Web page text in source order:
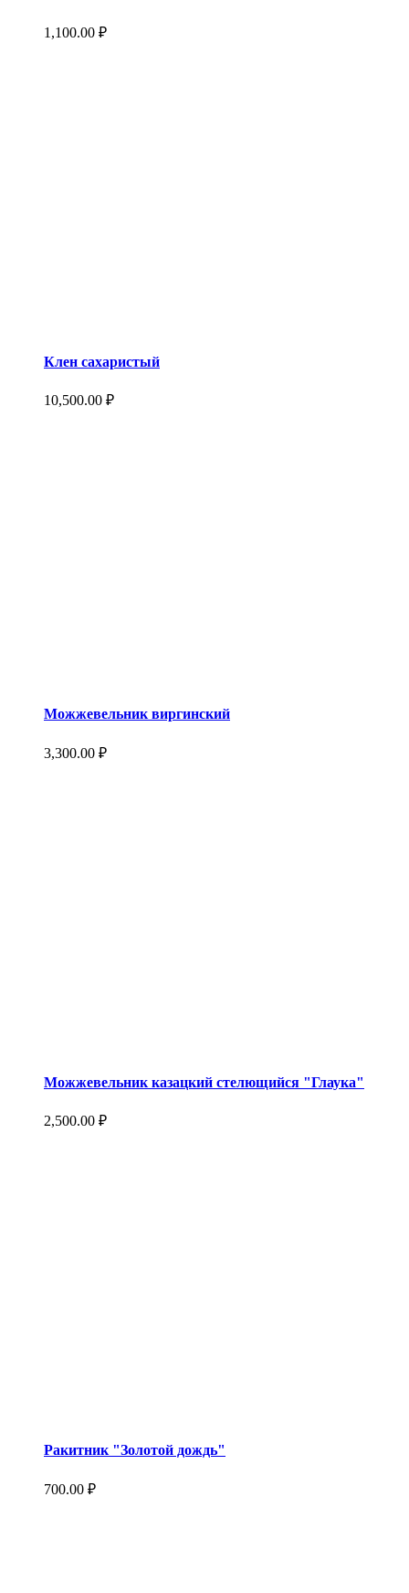
1,100.00 ₽
Клен сахаристый
10,500.00 ₽
Можжевельник виргинский
3,300.00 ₽
Можжевельник казацкий стелющийся "Глаука"
2,500.00 ₽
Ракитник "Золотой дождь"
700.00 ₽